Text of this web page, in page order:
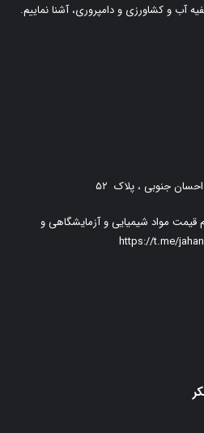
آب و کشاورزی و دامپروری، آشنا نماییم.
جنوبی ، پلاک ۵۲
قیمت مواد شیمیایی و آزمایشگاهی و
https://t.me/